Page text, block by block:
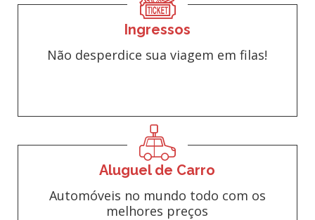
Ingressos
Não desperdice sua viagem em filas!
Aluguel de Carro
Automóveis no mundo todo com os
melhores preços